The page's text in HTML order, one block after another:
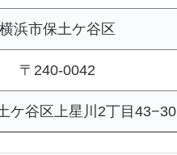
横浜市保土ケ谷区
〒240-0042
ケ谷区上星川2丁目43−30